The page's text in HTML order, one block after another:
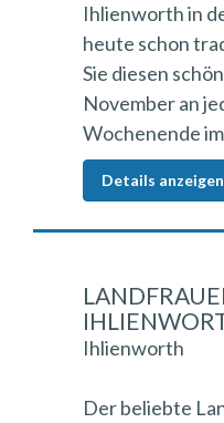
Ihlienworth in
heute schon
Sie diesen
November an
Wochenende
Details anzeigen
Ihlienworth
Der beliebte